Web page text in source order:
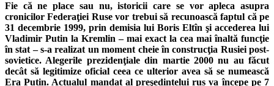
Fie că ne place sau nu, istoricii care se vor apleca asupra
cronicilor Federaţiei Ruse vor trebui să recunoască faptul că pe
31 decembrie 1999, prin demisia lui Boris Eltîn şi accederea lui
Vladimir Putin la Kremlin – mai exact la cea mai înaltă funcţie
în stat – s-a realizat un moment cheie în construcţia Rusiei post-
sovietice. Alegerile prezidenţiale din martie 2000 nu au făcut
decât să legitimize oficial ceea ce ulterior avea să se numească
Era Putin. Actualul mandat al preşedintelui rus va începe pe 7